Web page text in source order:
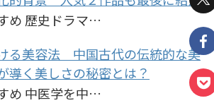
め 歴史ドラマ…
る美容法 中国古代の伝統的な美
導く美しさの秘密とは？
め 中医学を中…